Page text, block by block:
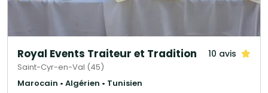
Royal Events Traiteur et Tradition 10 avis
Saint-Cyr-en-Val (45)
Marocain • Algérien • Tunisien